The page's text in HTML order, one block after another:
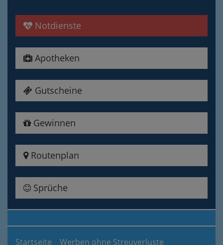
Notdienste
Apotheken
Gutscheine
Gewinnen
Routenplan
Sprüche
Startseite Werben ohne Streuverluste